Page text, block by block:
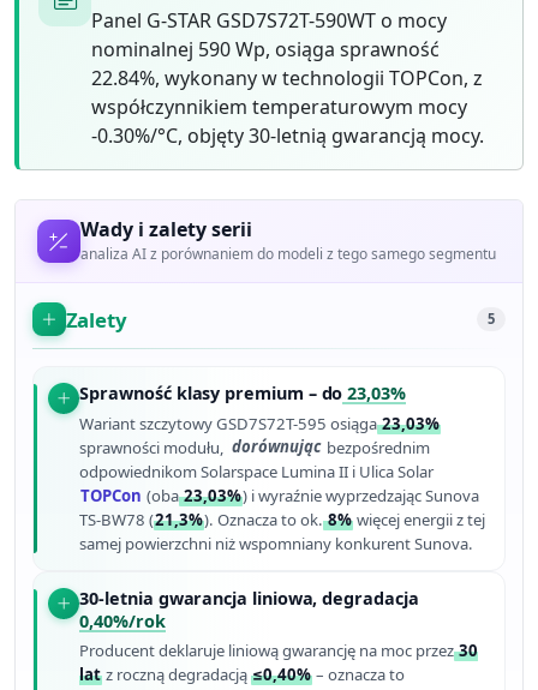
Panel G-STAR GSD7S72T-590WT o mocy
nominalnej 590 Wp, osiąga sprawność
22.84%, wykonany w technologii TOPCon, z
współczynnikiem temperaturowym mocy
-0.30%/°C, objęty 30-letnią gwarancją mocy.
Wady i zalety serii
analiza AI z porównaniem do modeli z tego samego segmentu
Zalety 5
Sprawność klasy premium – do 23,03%
Wariant szczytowy GSD7S72T-595 osiąga23,03%
sprawności modułu, dorównując bezpośrednim
odpowiednikom Solarspace Lumina II i Ulica Solar
TOPCon (oba23,03%) i wyraźnie wyprzedzając Sunova
TS-BW78 (21,3%). Oznacza to ok.8% więcej energii z tej
samej powierzchni niż wspomniany konkurent Sunova.
30-letnia gwarancja liniowa, degradacja
0,40%/rok
Producent deklaruje liniową gwarancję na moc przez30
lat z roczną degradacją≤0,40% – oznacza to